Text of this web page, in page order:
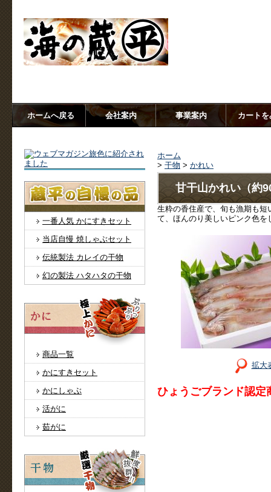
ホームへ戻る 会社案内 事業案内 カートを
一番人気 かにすきセット
当店自慢 焼しゃぶセット
伝統製法 カレイの干物
幻の製法 ハタハタの干物
商品一覧
かにすきセット
かにしゃぶ
活がに
茹がに
ホーム
> 干物 > かれい
甘干山かれい（約
生粋の香住産で、旬も漁期も
て、ほんのり美しいピンク色
拡大
ひょうごブランド認定